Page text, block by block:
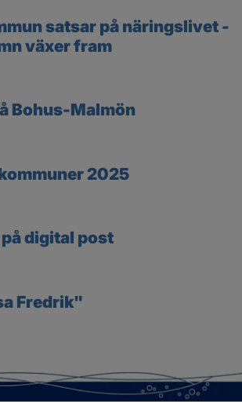
satsar på näringslivet -
växer fram
Bohus-Malmön
2025
digital post
Fredrik"